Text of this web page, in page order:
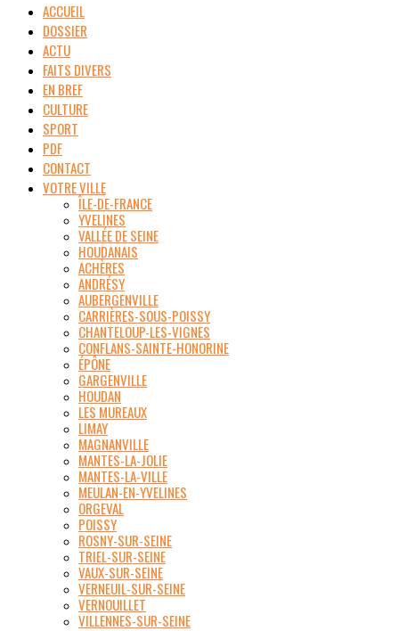
ACCUEIL
DOSSIER
ACTU
FAITS DIVERS
EN BREF
CULTURE
SPORT
PDF
CONTACT
VOTRE VILLE
ÎLE-DE-FRANCE
YVELINES
VALLÉE DE SEINE
HOUDANAIS
ACHÈRES
ANDRÉSY
AUBERGENVILLE
CARRIÈRES-SOUS-POISSY
CHANTELOUP-LES-VIGNES
CONFLANS-SAINTE-HONORINE
ÉPÔNE
GARGENVILLE
HOUDAN
LES MUREAUX
LIMAY
MAGNANVILLE
MANTES-LA-JOLIE
MANTES-LA-VILLE
MEULAN-EN-YVELINES
ORGEVAL
POISSY
ROSNY-SUR-SEINE
TRIEL-SUR-SEINE
VAUX-SUR-SEINE
VERNEUIL-SUR-SEINE
VERNOUILLET
VILLENNES-SUR-SEINE